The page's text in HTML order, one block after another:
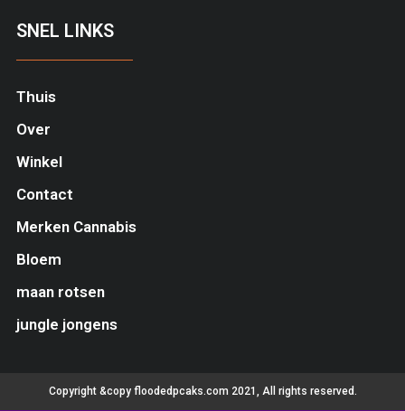
SNEL LINKS
Thuis
Over
Winkel
Contact
Merken Cannabis
Bloem
maan rotsen
jungle jongens
Copyright &copy floodedpcaks.com 2021, All rights reserved.